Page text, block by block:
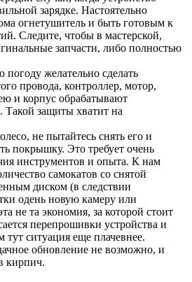
зарядке. Настоятельно
огнетушитель и быть готовым к
Следите, чтобы в мастерской,
запчасти, либо полностью
желательно сделать
провода, контроллер, мотор,
и корпус обрабатывают
Такой защиты хватит на
не пытайтесь снять его и
покрышку. Это требует очень
инструментов и опыта. К нам
самокатов со снятой
диском (в следствии
одень новую камеру или
не та экономия, за которой стоит
перепрошивки устройства и
ситуация еще плачевнее.
обновление не возможно, и
кирпич.